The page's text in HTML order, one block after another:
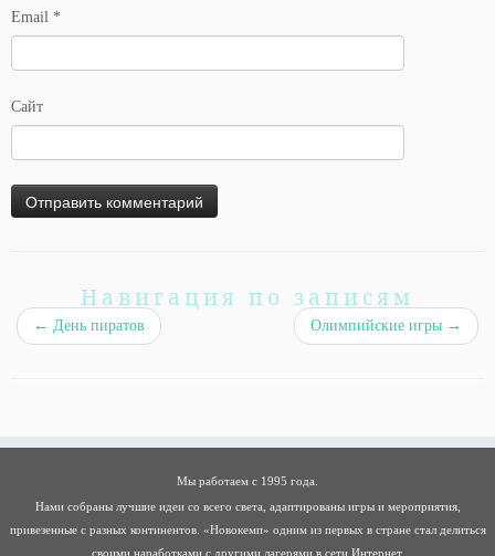
Email *
Сайт
Навигация по записям
← День пиратов Олимпийские игры →
Мы работаем с 1995 года.
Нами собраны лучшие идеи со всего света, адаптированы игры и мероприятия,
привезенные с разных континентов. «Новокемп» одним из первых в стране стал делиться
своими наработками с другими лагерями в сети Интернет.